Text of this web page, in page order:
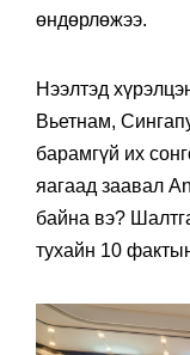
өндөрлөжээ.
Нээлтэд
Вьетнам,
барамгүй их
яагаад заавал
байна вэ?
тухайн 10